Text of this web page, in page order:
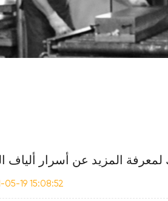
لمعرفة المزيد عن أسرار ألياف
05-19 15:08:52